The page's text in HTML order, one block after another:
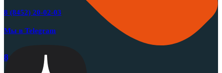
8 (8452) 20-02-03
8 (8452) 20-02-03
Мы в Telegram